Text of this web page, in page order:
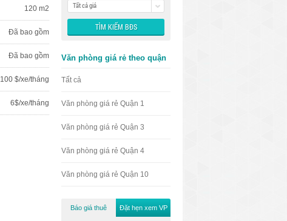
120 m2
Đã bao gồm
Đã bao gồm
100 $/xe/tháng
6$/xe/tháng
Tất cả giá
Văn phòng giá rẻ theo quận
Tất cả
Văn phòng giá rẻ Quận 1
Văn phòng giá rẻ Quận 3
Văn phòng giá rẻ Quận 4
Văn phòng giá rẻ Quận 10
Báo giá thuê Đặt hẹn xem VP